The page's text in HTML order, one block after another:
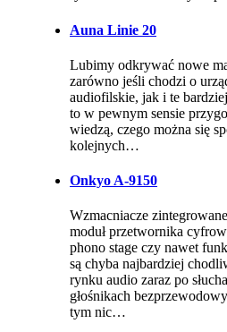
Auna Linie 20
Lubimy odkrywać nowe
zarówno jeśli chodzi o
audiofilskie, jak i te
to w pewnym sensie
wiedzą, czego można się
kolejnych…
Onkyo A-9150
Wzmacniacze
moduł przetwornika
phono stage czy nawet
są chyba najbardziej
rynku audio zaraz po
głośnikach
tym nic…